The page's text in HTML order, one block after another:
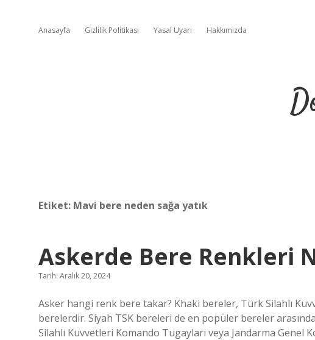
Anasayfa Gizlilik Politikası Yasal Uyarı Hakkımızda
Etiket: Mavi bere neden sağa yatık
Askerde Bere Renkleri
Tarih: Aralık 20, 2024
Asker hangi renk bere takar? Khaki bereler, Türk Silahlı
berelerdir. Siyah TSK bereleri de en popüler bereler
Silahlı Kuvvetleri Komando Tugayları veya Jandarma Genel